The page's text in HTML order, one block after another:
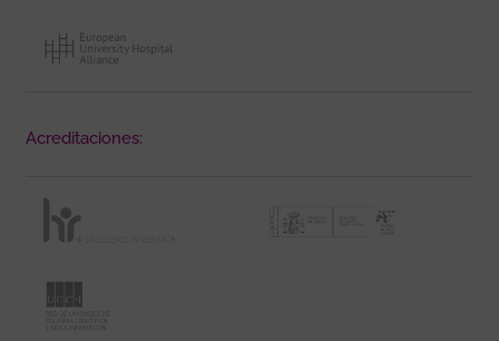
Acreditaciones: